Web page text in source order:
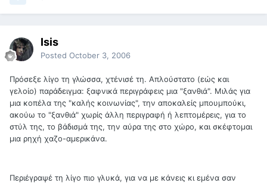
Isis
Posted October 3, 2006
Πρόσεξε λίγο τη γλώσσα, χτένισέ τη. Απλούστατο (εώς και
γελοίο) παράδειγμα: ξαφνικά περιγράφεις μια "ξανθιά". Μιλάς για
μια κοπέλα της "καλής κοινωνίας", την αποκαλείς μπουμπούκι,
ακούω το "ξανθιά" χωρίς άλλη περιγραφή ή λεπτομέρεις, για το
στύλ της, το βάδισμά της, την αύρα της στο χώρο, και σκέφτομαι
μια ρηχή χαζο-αμερικάνα.
Περιέγραψέ τη λίγο πιο γλυκά, για να με κάνεις κι εμένα σαν